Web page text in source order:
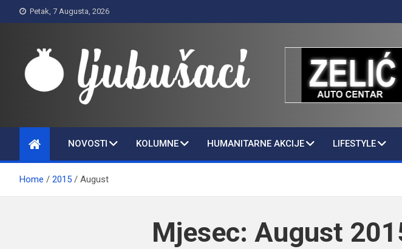
to
Petak, 7 Augusta, 2026
Ljubušaci
NOVOSTI KOLUMNE HUMANITARNE AKCIJE LIFESTYLE
Home 2015 August
Mjesec:August